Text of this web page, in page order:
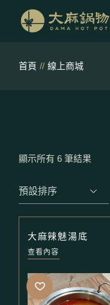
首頁 線上商城
顯示所有 6 筆結果
大麻辣魅湯底
查看內容